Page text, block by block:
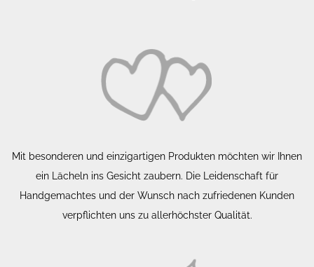
Mit besonderen und einzigartigen Produkten möchten wir Ihnen
ein Lächeln ins Gesicht zaubern. Die Leidenschaft für
Handgemachtes und der Wunsch nach zufriedenen Kunden
verpflichten uns zu allerhöchster Qualität.